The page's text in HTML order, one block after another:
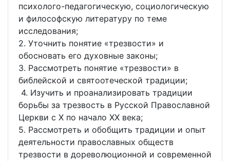
психолого-педагогическую, социологическую
и философскую литературу по теме
исследования;
2. Уточнить понятие «трезвости» и
обосновать его духовные законы;
3. Рассмотреть понятие «трезвости» в
библейской и святоотеческой традиции;
4. Изучить и проанализировать традиции
борьбы за трезвость в Русской Православной
Церкви с X по начало XX века;
5. Рассмотреть и обобщить традиции и опыт
деятельности православных обществ
трезвости в дореволюционной и современной